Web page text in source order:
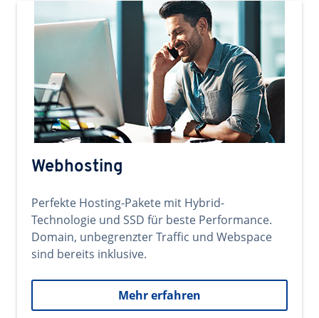
Webhosting
Perfekte Hosting-Pakete mit Hybrid-
Technologie und SSD für beste Performance.
Domain, unbegrenzter Traffic und Webspace
sind bereits inklusive.
Mehr erfahren